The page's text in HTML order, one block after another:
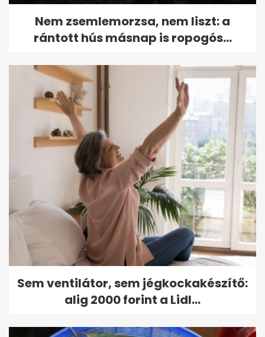
Nem zsemlemorzsa, nem liszt: a
rántott hús másnap is ropogós...
Sem ventilátor, sem jégkockakészítő:
alig 2000 forint a Lidl...